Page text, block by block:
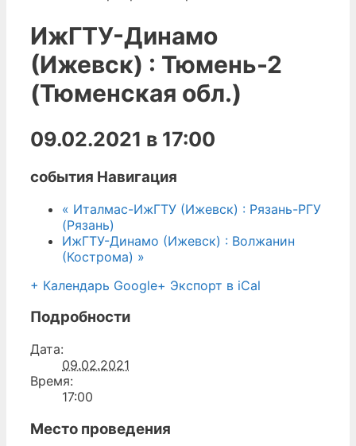
ИжГТУ-Динамо
(Ижевск) : Тюмень-2
(Тюменская обл.)
09.02.2021 в 17:00
события Навигация
« Италмас-ИжГТУ (Ижевск) : Рязань-РГУ
(Рязань)
ИжГТУ-Динамо (Ижевск) : Волжанин
(Кострома) »
+ Календарь Google+ Экспорт в iCal
Подробности
Дата:
09.02.2021
Время:
17:00
Место проведения